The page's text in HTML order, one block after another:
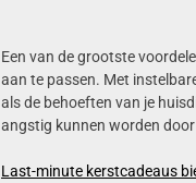
Een van de grootste
aan te passen. Met
als de behoeften van je
angstig kunnen worden
Last-minute kerstcadeaus